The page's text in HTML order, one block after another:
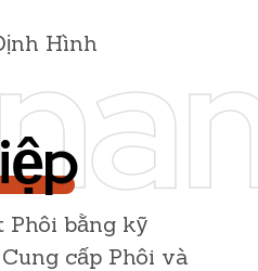
Hình
Phôi bằng kỹ
cấp Phôi và